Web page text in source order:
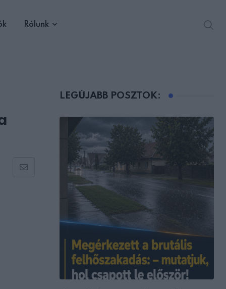
Rólunk
Share
LEGÚJABB POSZTOK: